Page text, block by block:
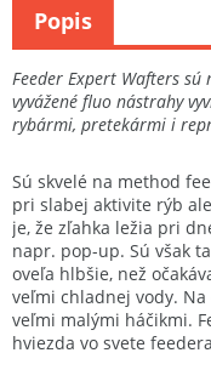
Feeder Expert Wafters
vyvážené fluo nástrahy
rybármi, pretekármi i
Sú skvelé na method
pri slabej aktivite rýb
je, že zľahka ležia pri
napr. pop-up. Sú však
oveľa hlbšie, než
veľmi chladnej vody.
veľmi malými háčikmi.
hviezda vo svete
Popis